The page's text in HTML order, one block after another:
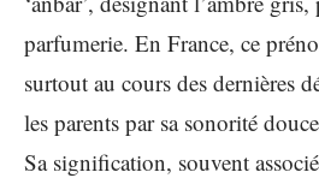
parfumerie. En France, ce
surtout au cours des dernières
les parents par sa sonorité
Sa signification, souvent